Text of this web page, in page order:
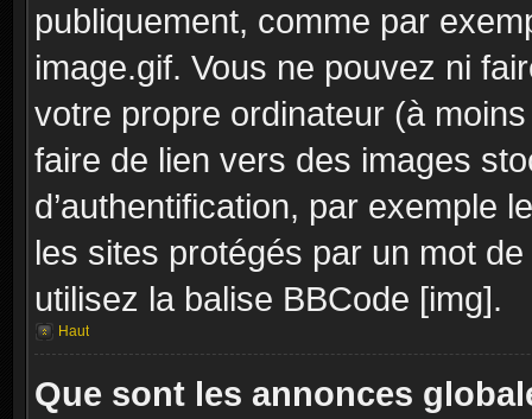
publiquement, comme par
image.gif. Vous ne pouvez ni
votre propre ordinateur (à
faire de lien vers des images
d’authentification, par exemple
les sites protégés par un mot
utilisez la balise BBCode [img].
Haut
Que sont les annonces